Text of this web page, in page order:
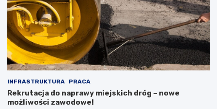
INFRASTRUKTURA PRACA
Rekrutacja do naprawy miejskich dróg – nowe
możliwości zawodowe!